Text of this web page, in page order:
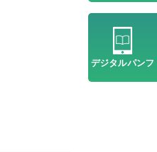
デジタルパンフ